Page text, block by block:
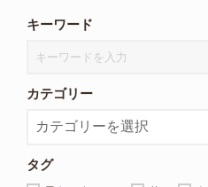
キーワード
カテゴリー
タグ